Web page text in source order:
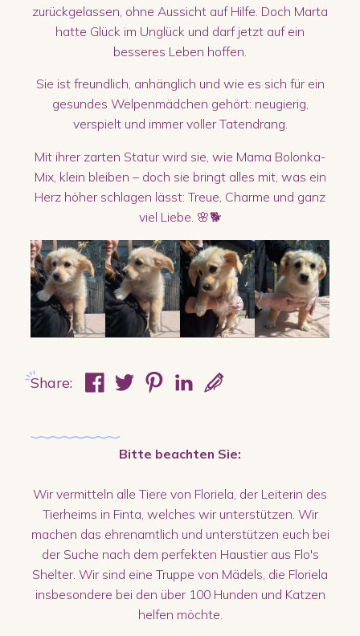
zurückgelassen, ohne Aussicht auf Hilfe. Doch Marta
hatte Glück im Unglück und darf jetzt auf ein
besseres Leben hoffen.
Sie ist freundlich, anhänglich und wie es sich für ein
gesundes Welpenmädchen gehört: neugierig,
verspielt und immer voller Tatendrang.
Mit ihrer zarten Statur wird sie, wie Mama Bolonka-
Mix, klein bleiben – doch sie bringt alles mit, was ein
Herz höher schlagen lässt: Treue, Charme und ganz
viel Liebe. 🌸🐕
Share:
Bitte beachten Sie:
Wir vermitteln alle Tiere von Floriela, der Leiterin des
Tierheims in Finta, welches wir unterstützen. Wir
machen das ehrenamtlich und unterstützen euch bei
der Suche nach dem perfekten Haustier aus Flo's
Shelter. Wir sind eine Truppe von Mädels, die Floriela
insbesondere bei den über 100 Hunden und Katzen
helfen möchte.